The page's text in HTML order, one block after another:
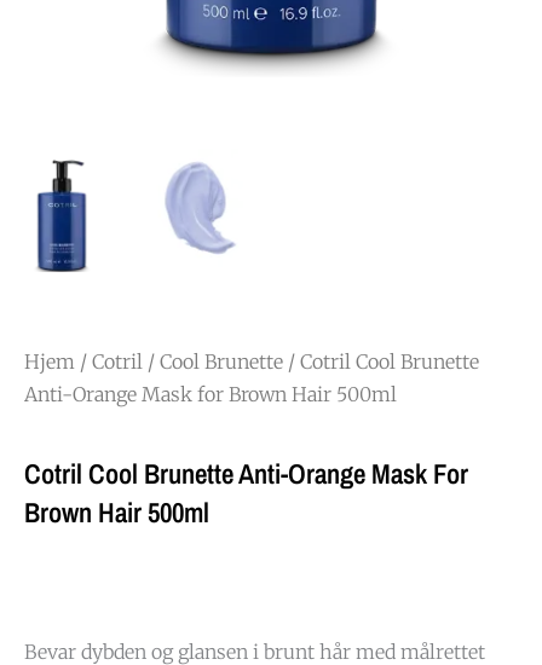
Hjem / Cotril / Cool Brunette / Cotril Cool Brunette
Anti-Orange Mask for Brown Hair 500ml
Cotril Cool Brunette Anti-Orange Mask For
Brown Hair 500ml
Bevar dybden og glansen i brunt hår med målrettet